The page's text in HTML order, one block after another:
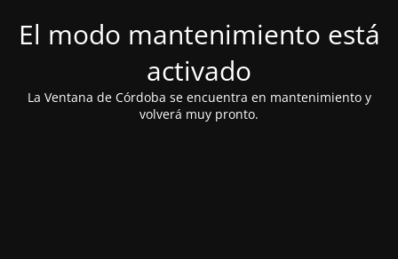
El modo mantenimiento está
activado
La Ventana de Córdoba se encuentra en mantenimiento y
volverá muy pronto.